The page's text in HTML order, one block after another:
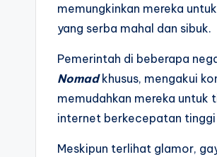
memungkinkan mereka
yang serba mahal dan sibuk.
Pemerintah di beberapa
Nomadkhusus, mengakui
memudahkan mereka untuk
internet berkecepatan tinggi
Meskipun terlihat glamor,